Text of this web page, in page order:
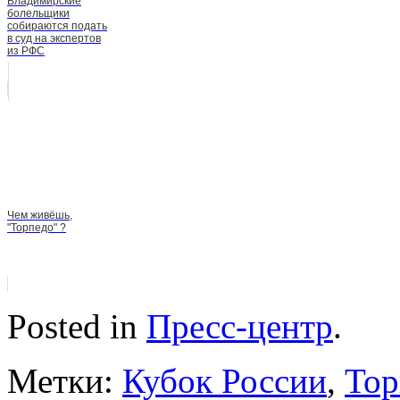
болельщики
собираются подать
в суд на экспертов
из РФС
Чем живёшь,
"Торпедо" ?
Posted in Пресс-центр.
Метки: Кубок России,